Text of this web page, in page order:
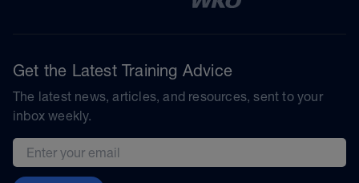
Get the Latest Training Advice
The latest news, articles, and resources, sent to your
inbox weekly.
Email address